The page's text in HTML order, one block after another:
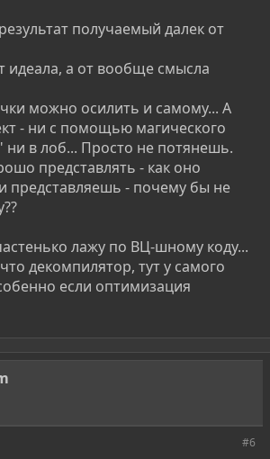
получаемый далек от
идеала, а от вообще смысла
можно осилить и самому... А
- ни с помощью магического
ни в лоб... Просто не потянешь.
представлять - как оно
представляешь - почему бы не
лажу по ВЦ-шному коду...
декомпилятор, тут у самого
если оптимизация
#6